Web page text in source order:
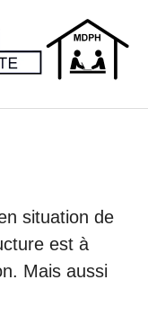
situation de
est à
Mais aussi